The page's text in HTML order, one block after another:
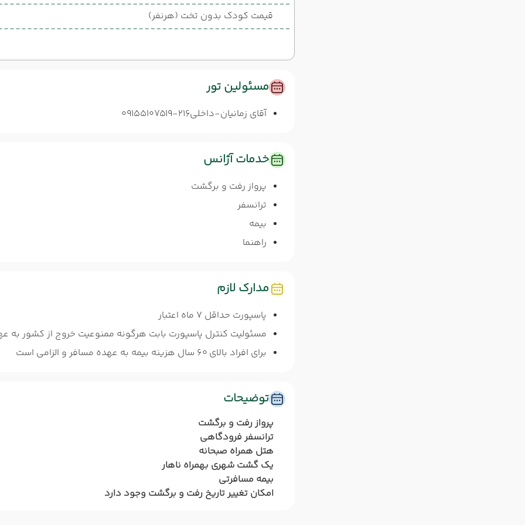
قیمت کودک بدون تخت (هرنفر)
مسئولین تور
آقای زمانیان-داخلی216-09155107519
خدمات آژانس
پرواز رفت و برگشت
ترانسفر
بیمه
راهنما
مدارک لازم
پاسپورت حداقل 7 ماه اعتبار
مسئولیت کنترل پاسپورت بابت هرگونه ممنوعیت خروج از کشور به
برای افراد بالای 60 سال هزینه بیمه به عهده مسافر و الزامی است
توضیحات
پرواز رفت و برگشت
ترانسفر فرودگاهی
هتل همراه صبحانه
یک گشت شهری بهمراه ناهار
بیمه مسافرتی
امکان تغییر تاریخ رفت و برگشت وجود دارد